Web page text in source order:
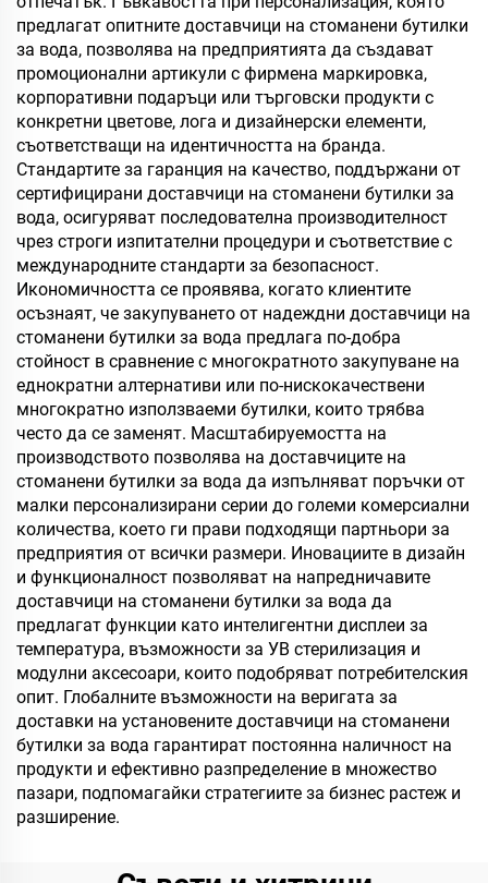
предлагат опитните доставчици на стоманени бутилки
за вода, позволява на предприятията да създават
промоционални артикули с фирмена маркировка,
корпоративни подаръци или търговски продукти с
конкретни цветове, лога и дизайнерски елементи,
съответстващи на идентичността на бранда.
Стандартите за гаранция на качество, поддържани от
сертифицирани доставчици на стоманени бутилки за
вода, осигуряват последователна производителност
чрез строги изпитателни процедури и съответствие с
международните стандарти за безопасност.
Икономичността се проявява, когато клиентите
осъзнаят, че закупуването от надеждни доставчици на
стоманени бутилки за вода предлага по-добра
стойност в сравнение с многократното закупуване на
еднократни алтернативи или по-нискокачествени
многократно използваеми бутилки, които трябва
често да се заменят. Масштабируемостта на
производството позволява на доставчиците на
стоманени бутилки за вода да изпълняват поръчки от
малки персонализирани серии до големи комерсиални
количества, което ги прави подходящи партньори за
предприятия от всички размери. Иновациите в дизайн
и функционалност позволяват на напредничавите
доставчици на стоманени бутилки за вода да
предлагат функции като интелигентни дисплеи за
температура, възможности за УВ стерилизация и
модулни аксесоари, които подобряват потребителския
опит. Глобалните възможности на веригата за
доставки на установените доставчици на стоманени
бутилки за вода гарантират постоянна наличност на
продукти и ефективно разпределение в множество
пазари, подпомагайки стратегиите за бизнес растеж и
разширение.